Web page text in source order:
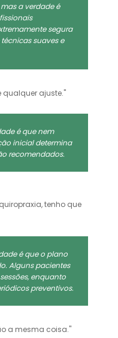
a verdade é
segura
suaves e
qualquer ajuste."
é que nem
inicial determina
recomendados.
tenho que
é que o plano
Alguns pacientes
enquanto
preventivos.
a mesma coisa."